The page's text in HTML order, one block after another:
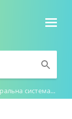
Як отримувати бонуси за рекомендації